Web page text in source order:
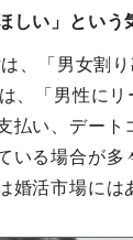
い」という
、「男女割
、「男性に
払い、デー
いる場合が
婚活市場には